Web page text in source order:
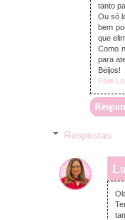
tanto
Ou só
bem
que
Como
para
Beijos!
Pam
Respostas